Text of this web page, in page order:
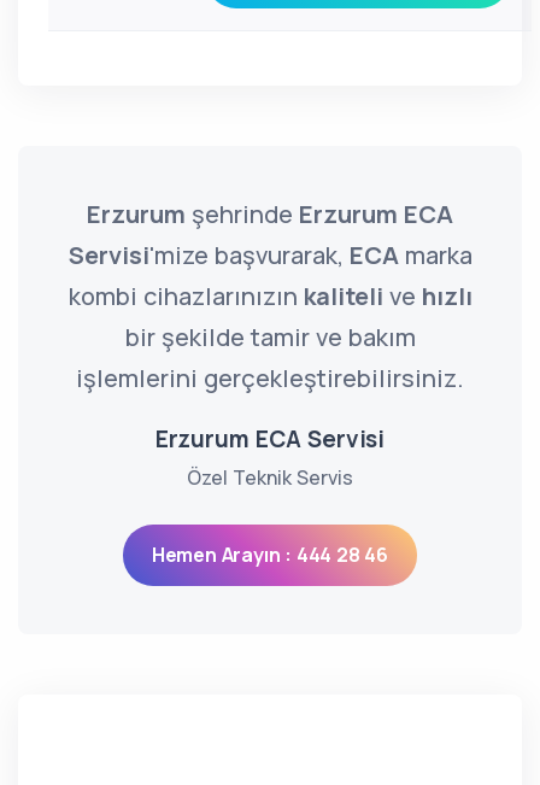
Erzurum şehrinde Erzurum ECA
Servisi'mize başvurarak, ECAmarka
kombi cihazlarınızın kaliteli ve hızlı
bir şekilde tamir ve bakım
işlemlerini gerçekleştirebilirsiniz.
Erzurum ECA Servisi
Özel Teknik Servis
Hemen Arayın : 444 28 46